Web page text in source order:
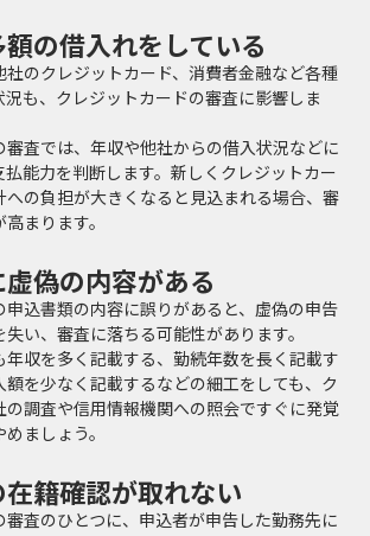
の借入れをしている
のクレジットカード、消費者金融など各種
も、クレジットカードの審査に影響しま
審査では、年収や他社からの借入状況などに
能力を判断します。新しくクレジットカー
への負担が大きくなると見込まれる場合、審
まります。
偽の内容がある
申込書類の内容に誤りがあると、虚偽の申告
い、審査に落ちる可能性があります。
収を多く記載する、勤続年数を長く記載す
を少なく記載するなどの細工をしても、ク
の調査や信用情報機関への照会ですぐに発覚
ましょう。
籍確認が取れない
査のひとつに、申込者が申告した勤務先に